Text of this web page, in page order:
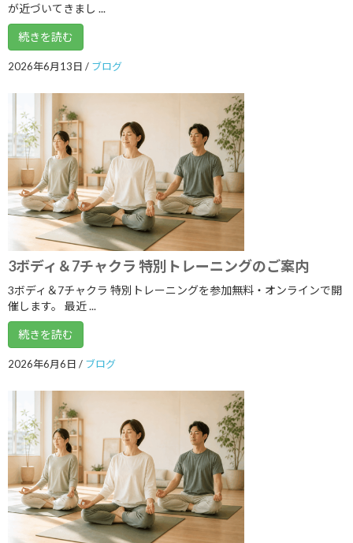
2020年2月
2020年1月
2019年12月
2019年11月
2019年10月
2019年9月
2019年8月
2019年7月
2019年6月
2019年5月
2019年4月
2019年3月
2019年2月
2019年1月
2018年12月
2018年11月
が近づいてきまし ...
続きを読む
2026年6月13日 / ブログ
3ボディ＆7チャクラ 特別トレーニングのご案内
3ボディ＆7チャクラ 特別トレーニングを参加無料・オンラインで開
催します。 最近 ...
続きを読む
2026年6月6日 / ブログ